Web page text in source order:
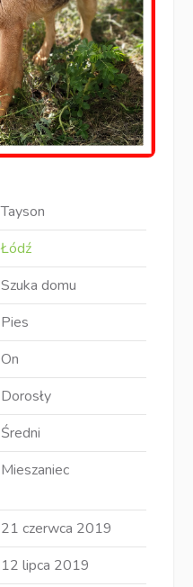
Tayson
Łódź
Szuka domu
Pies
On
Dorosły
Średni
Mieszaniec
21 czerwca 2019
12 lipca 2019